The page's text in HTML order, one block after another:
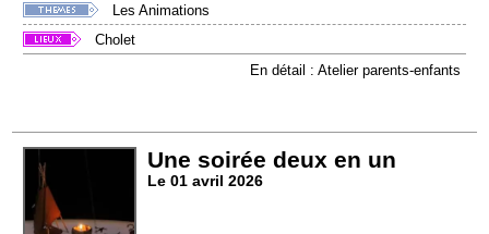
Les Animations
Cholet
En détail : Atelier parents-enfants
Une soirée deux en un
Le 01 avril 2026